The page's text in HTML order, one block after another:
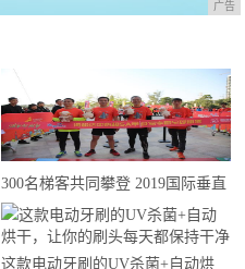
广告
300名梯客共同攀登 2019国际垂直
马拉松超级精英赛顺德海骏达中心
站欢乐开跑
这款电动牙刷的UV杀菌+自动烘